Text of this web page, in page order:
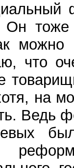
тоже
что
на
Ведь